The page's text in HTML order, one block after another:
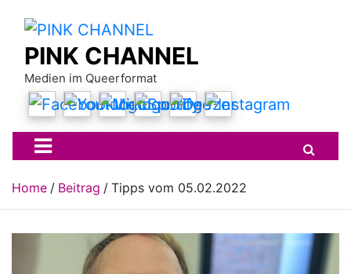
contentPINK CHANNEL
Medien im Queerformat
Home Beitrag Tipps vom 05.02.2022